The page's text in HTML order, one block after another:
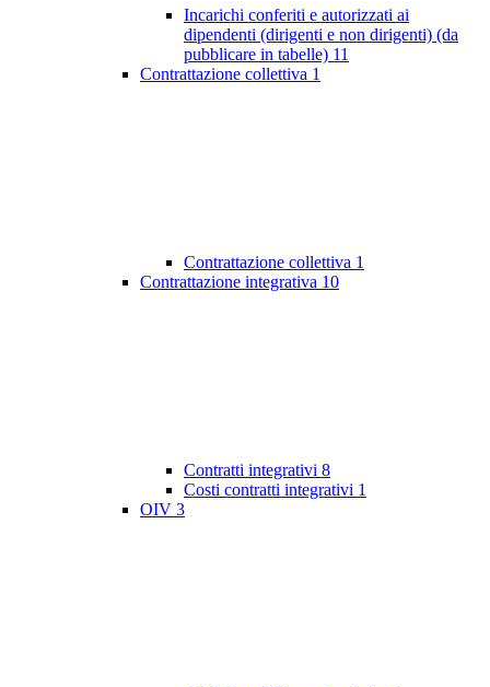
Incarichi conferiti e autorizzati ai
dipendenti (dirigenti e non dirigenti) (da
pubblicare in tabelle) 11
Contrattazione collettiva 1
Contrattazione collettiva 1
Contrattazione integrativa 10
Contratti integrativi 8
Costi contratti integrativi 1
OIV 3